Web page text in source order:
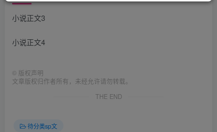
小说正文3
小说正文4
© 版权声明
文章版权归作者所有，未经允许请勿转载。
THE END
待分类sp文